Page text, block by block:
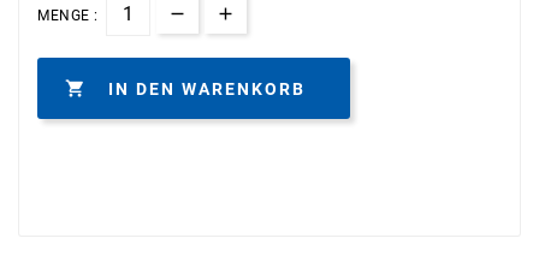
MENGE :
 IN DEN WARENKORB